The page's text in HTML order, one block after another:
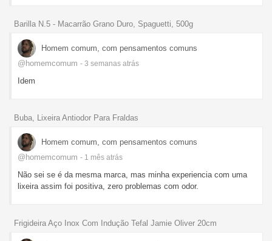
Barilla N.5 - Macarrão Grano Duro, Spaguetti, 500g
Homem comum, com pensamentos comuns
@homemcomum - 3 semanas atrás
Idem
Buba, Lixeira Antiodor Para Fraldas
Homem comum, com pensamentos comuns
@homemcomum - 1 mês atrás
Não sei se é da mesma marca, mas minha experiencia com uma
lixeira assim foi positiva, zero problemas com odor.
Frigideira Aço Inox Com Indução Tefal Jamie Oliver 20cm